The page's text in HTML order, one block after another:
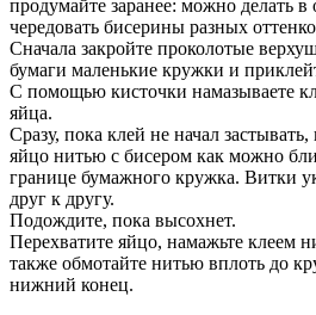
продумайте заранее: можно делать
чередовать бисерины разных
Сначала закройте проколотые
бумаги маленькие кружки и
С помощью кисточки намазываете
яйца.
Сразу, пока клей не начал
яйцо нитью с бисером как можно
границе бумажного кружка. Витки
друг к другу.
Подождите, пока высохнет.
Перехватите яйцо, намажьте клеем
также обмотайте нитью вплоть до
нижний конец.